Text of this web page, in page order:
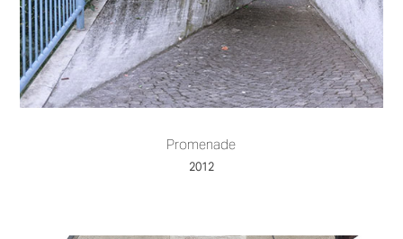
Promenade
2012